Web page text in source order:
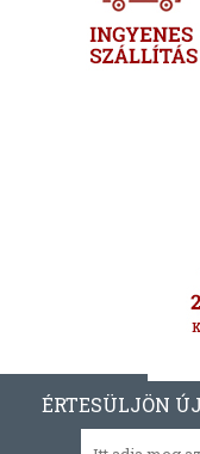
ÉRTESÜLJÖN